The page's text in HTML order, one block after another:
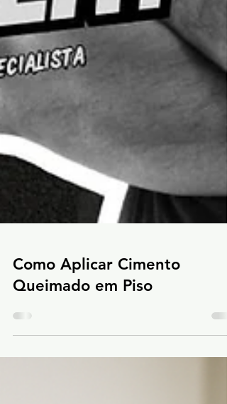
Como Aplicar Cimento
Queimado em Piso